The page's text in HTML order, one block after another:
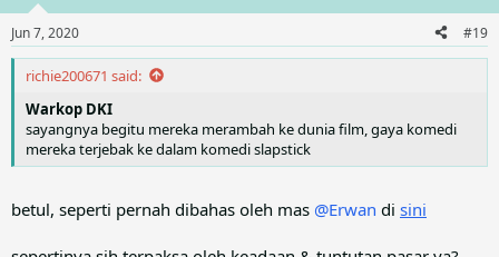
s
:
Jun 7, 2020 #19
richie200671 said:
Warkop DKI
sayangnya begitu mereka merambah ke dunia film, gaya komedi
mereka terjebak ke dalam komedi slapstick
betul, seperti pernah dibahas oleh mas @Erwan di sini